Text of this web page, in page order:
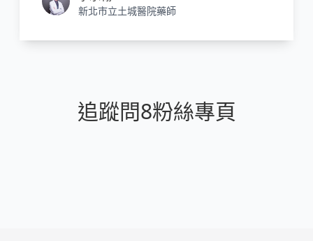
風險。
新北市立土城醫院藥師
追蹤問8粉絲專頁